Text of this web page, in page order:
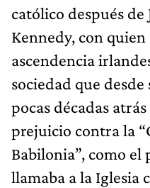
católico después
Kennedy, con
ascendencia
sociedad que
pocas décadas
prejuicio contra la
Babilonia”, como
llamaba a la Iglesia